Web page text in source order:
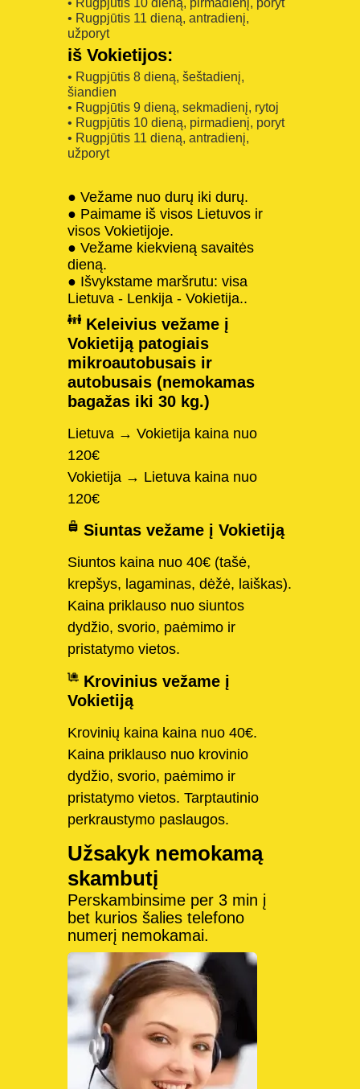
• Rugpjūtis 11 dieną, antradienį,
užporyt
iš Vokietijos:
• Rugpjūtis 8 dieną, šeštadienį,
šiandien
• Rugpjūtis 9 dieną, sekmadienį, rytoj
• Rugpjūtis 10 dieną, pirmadienį, poryt
• Rugpjūtis 11 dieną, antradienį,
užporyt
● Vežame nuo durų iki durų.
● Paimame iš visos Lietuvos ir
visos Vokietijoje.
● Vežame kiekvieną savaitės
dieną.
● Išvykstame maršrutu: visa
Lietuva - Lenkija - Vokietija..
Keleivius vežame į
Vokietiją patogiais
mikroautobusais ir
autobusais (nemokamas
bagažas iki 30 kg.)
Lietuva → Vokietija kaina nuo
120€
Vokietija → Lietuva kaina nuo
120€
Siuntas vežame į Vokietiją
Siuntos kaina nuo 40€ (tašė,
krepšys, lagaminas, dėžė, laiškas).
Kaina priklauso nuo siuntos
dydžio, svorio, paėmimo ir
pristatymo vietos.
Krovinius vežame į
Vokietiją
Krovinių kaina kaina nuo 40€.
Kaina priklauso nuo krovinio
dydžio, svorio, paėmimo ir
pristatymo vietos. Tarptautinio
perkraustymo paslaugos.
Užsakyk nemokamą
skambutį
Perskambinsime per 3 min į
bet kurios šalies telefono
numerį nemokamai.